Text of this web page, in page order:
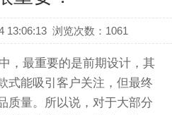
13:06:13 浏览次数： 1061
，最重要的是前期设计，其
式能吸引客户关注，但最终
质量。所以说，对于大部分